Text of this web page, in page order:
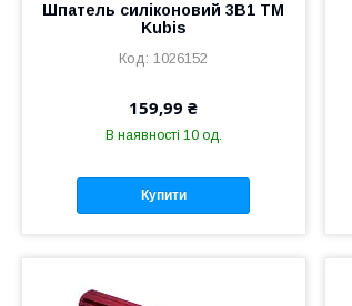
Шпатель силіконовий 3В1 ТМ
Kubis
1026152
159,99 ₴
В наявності 10 од.
Купити